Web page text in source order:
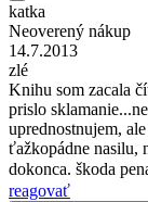
katka
Neoverený nákup
14.7.2013
zlé
Knihu som zacala
prislo
uprednostnujem,
ťažkopádne nasilu,
dokonca. škoda
reagovať